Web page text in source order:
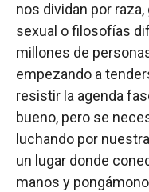
nos dividan por
sexual o filosofías
millones de
empezando a
resistir la agenda
bueno, pero se
luchando por
un lugar donde
manos y